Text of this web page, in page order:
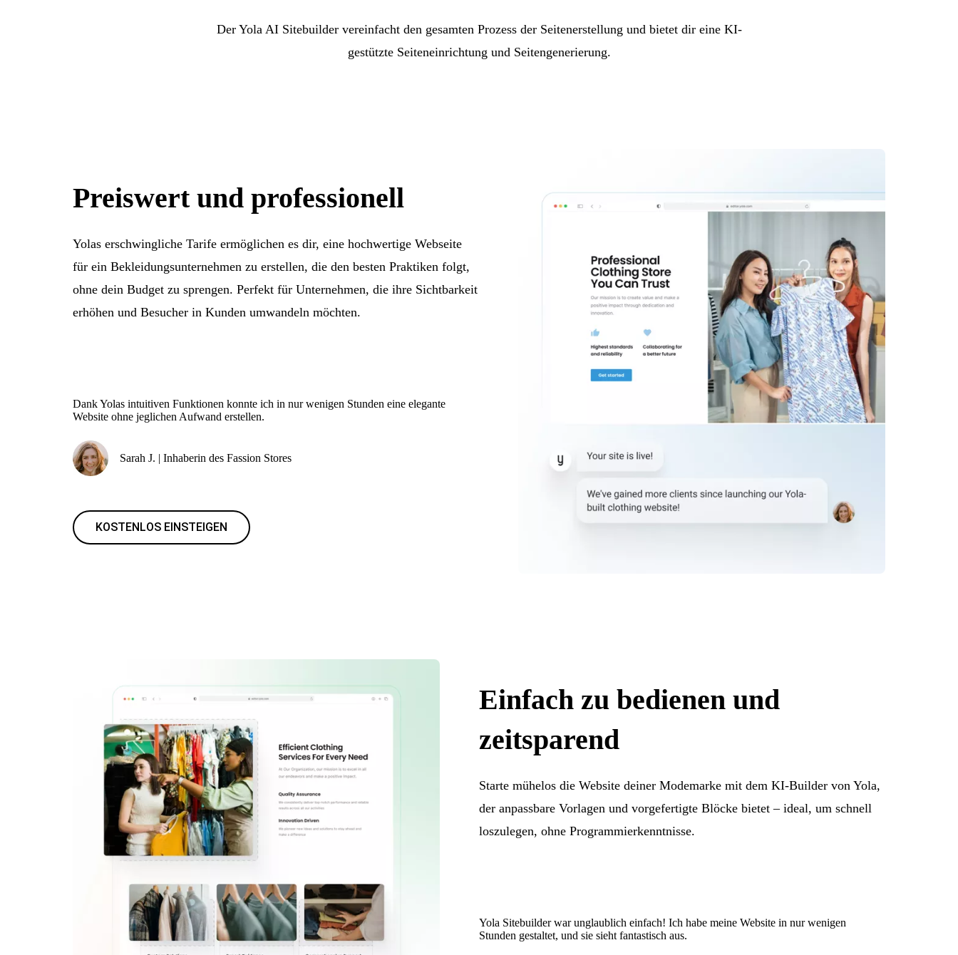
Der Yola AI Sitebuilder vereinfacht den gesamten Prozess der Seitenerstellung und bietet dir eine KI-
gestützte Seiteneinrichtung und Seitengenerierung.
Preiswert und professionell
Yolas erschwingliche Tarife ermöglichen es dir, eine hochwertige Webseite
für ein Bekleidungsunternehmen zu erstellen, die den besten Praktiken folgt,
ohne dein Budget zu sprengen. Perfekt für Unternehmen, die ihre Sichtbarkeit
erhöhen und Besucher in Kunden umwandeln möchten.
Dank Yolas intuitiven Funktionen konnte ich in nur wenigen Stunden eine elegante
Website ohne jeglichen Aufwand erstellen.
Sarah J. | Inhaberin des Fassion Stores
KOSTENLOS EINSTEIGEN
Einfach zu bedienen und
zeitsparend
Starte mühelos die Website deiner Modemarke mit dem KI-Builder von Yola,
der anpassbare Vorlagen und vorgefertigte Blöcke bietet – ideal, um schnell
loszulegen, ohne Programmierkenntnisse.
Yola Sitebuilder war unglaublich einfach! Ich habe meine Website in nur wenigen
Stunden gestaltet, und sie sieht fantastisch aus.